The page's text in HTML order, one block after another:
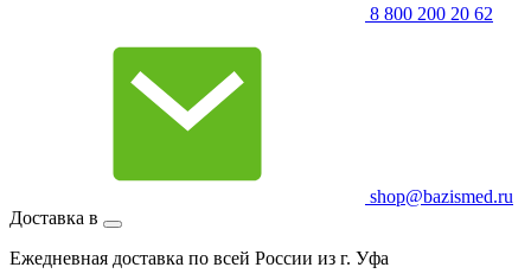
8 800 200 20 62
shop@bazismed.ru
Доставка в
Ежедневная доставка по всей России из г. Уфа